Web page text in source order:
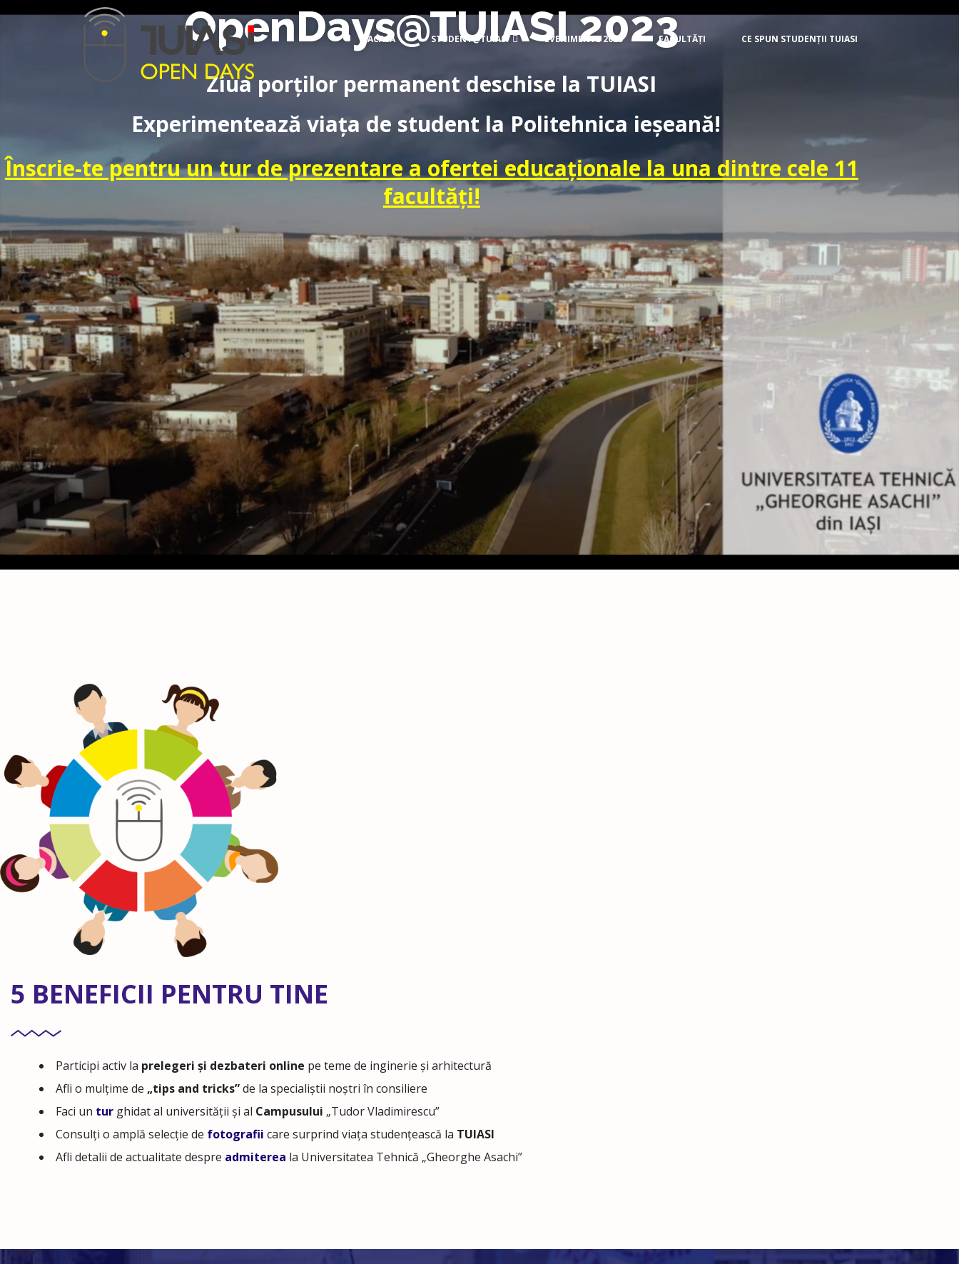
ACASĂ STUDENT@TUIASI EVENIMENTE 2023 FACULTĂȚI CE SPUN STUDENȚII TUIASI
OpenDays@TUIASI 2023
Ziua porților permanent deschise la TUIASI
Experimentează viața de student la Politehnica ieșeană!
Înscrie-te pentru un tur de prezentare a ofertei educaționale la una dintre cele 11
facultăți!
5 BENEFICII PENTRU TINE
Participi activ la prelegeri și dezbateri online pe teme de inginerie și arhitectură
Afli o mulțime de „tips and tricks”de la specialiștii noștri în consiliere
Faci un tur ghidat al universității și al Campusului „Tudor Vladimirescu”
Consulți o amplă selecție de fotografii care surprind viața studențească la TUIASI
Afli detalii de actualitate despre admiterea la Universitatea Tehnică „Gheorghe Asachi”